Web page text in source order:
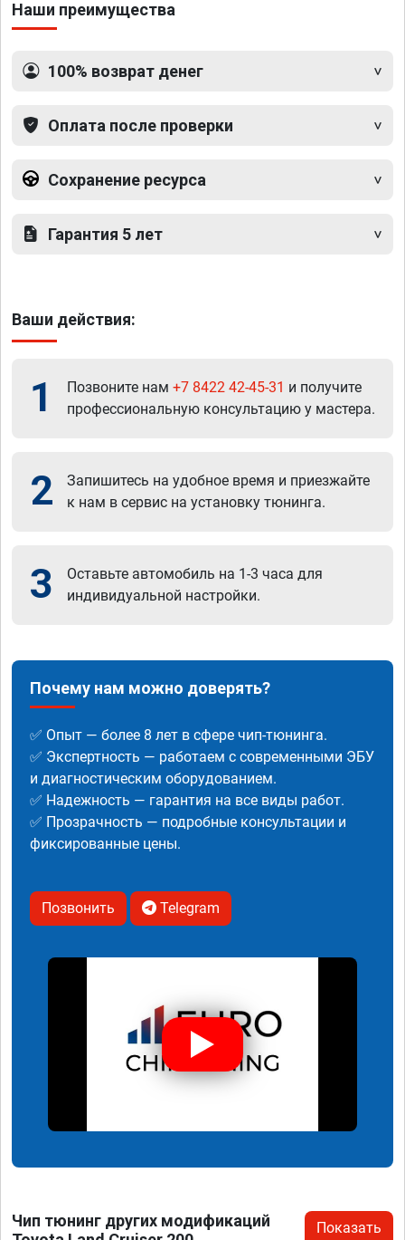
Наши преимущества
100% возврат денег
Оплата после проверки
Сохранение ресурса
Гарантия 5 лет
Ваши действия:
1 Позвоните нам +7 8422 42-45-31 и получите
профессиональную консультацию у мастера.
2
Запишитесь на удобное время и приезжайте
к нам в сервис на установку тюнинга.
3
Оставьте автомобиль на 1-3 часа для
индивидуальной настройки.
Почему нам можно доверять?
✅ Опыт — более 8 лет в сфере чип-тюнинга.
✅ Экспертность — работаем с современными ЭБУ
и диагностическим оборудованием.
✅ Надежность — гарантия на все виды работ.
✅ Прозрачность — подробные консультации и
фиксированные цены.
Позвонить Telegram
Чип тюнинг других модификаций
Показать